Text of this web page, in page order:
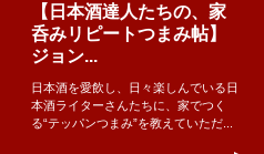
【日本酒達人たちの、家
呑みリピートつまみ帖】
ジョン...
日本酒を愛飲し、日々楽しんでいる日
本酒ライターさんたちに、家でつく
る“テッパンつまみ”を教えていただ...